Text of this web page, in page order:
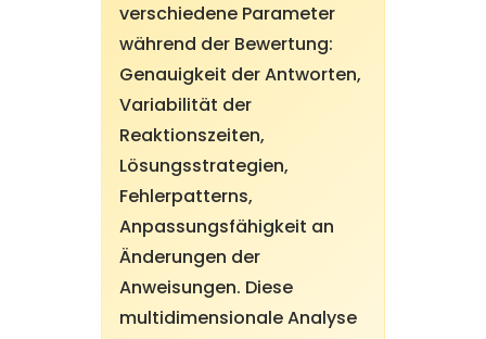
verschiedene Parameter
während der Bewertung:
Genauigkeit der Antworten,
Variabilität der
Reaktionszeiten,
Lösungsstrategien,
Fehlerpatterns,
Anpassungsfähigkeit an
Änderungen der
Anweisungen. Diese
multidimensionale Analyse